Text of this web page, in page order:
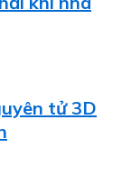
tử 3D